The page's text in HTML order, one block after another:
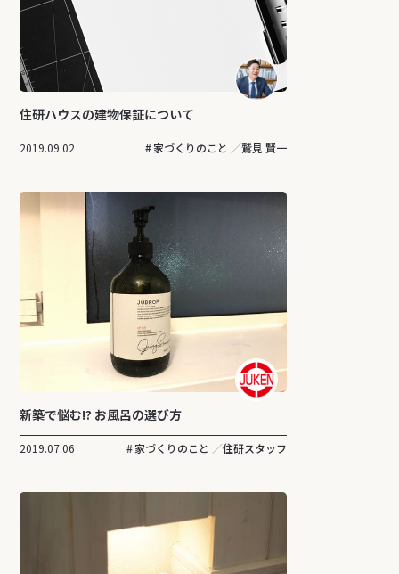
住研ハウスの建物保証について
2019.09.02 家づくりのこと 鷲見 賢一
新築で悩む!? お風呂の選び方
2019.07.06 家づくりのこと 住研スタッフ